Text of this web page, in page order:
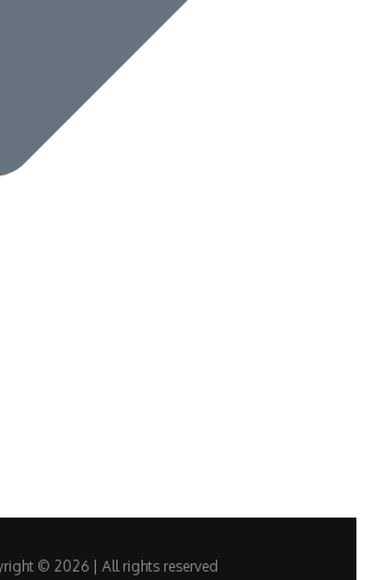
© 2026 | All rights reserved